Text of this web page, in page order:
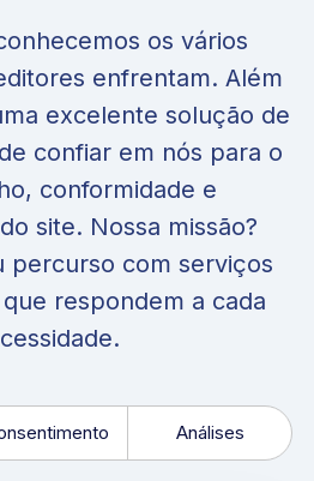
os vários
enfrentam. Além
excelente solução de
confiar em nós para o
conformidade e
site. Nossa missão?
percurso com serviços
respondem a cada
Análises